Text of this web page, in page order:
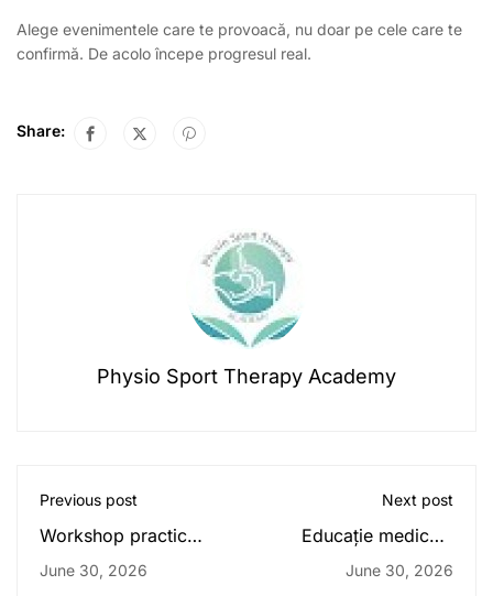
Alege evenimentele care te provoacă, nu doar pe cele care te
confirmă. De acolo începe progresul real.
Share:
Physio Sport Therapy Academy
Previous post
Workshop practic
fizioterapie: ce castigi
real
June 30, 2026
Next post
Educație medicală
continuă în
kinetoterapie
June 30, 2026